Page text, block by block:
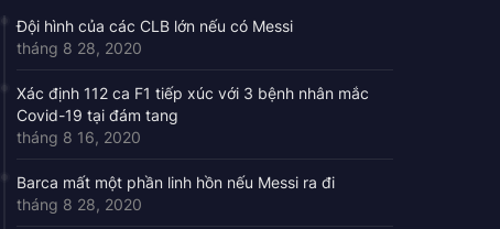
Đội hình của các CLB lớn nếu có Messi
tháng 8 28, 2020
Xác định 112 ca F1 tiếp xúc với 3 bệnh nhân mắc
Covid-19 tại đám tang
tháng 8 16, 2020
Barca mất một phần linh hồn nếu Messi ra đi
tháng 8 28, 2020